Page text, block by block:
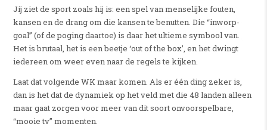
Jij ziet de sport zoals hij is: een spel van menselijke fouten,
kansen en de drang om die kansen te benutten. Die “inworp-
goal” (of de poging daartoe) is daar het ultieme symbool van.
Het is brutaal, het is een beetje ‘out of the box’, en het dwingt
iedereen om weer even naar de regels te kijken.
Laat dat volgende WK maar komen. Als er één ding zeker is,
dan is het dat de dynamiek op het veld met die 48 landen alleen
maar gaat zorgen voor meer van dit soort onvoorspelbare,
“mooie tv” momenten.